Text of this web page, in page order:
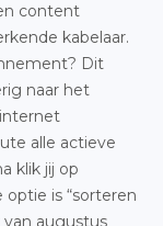
content
kabelaar.
Dit
naar het
alle actieve
klik jij op
is “sorteren
augustus